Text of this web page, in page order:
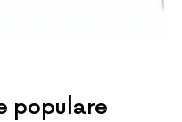
populare